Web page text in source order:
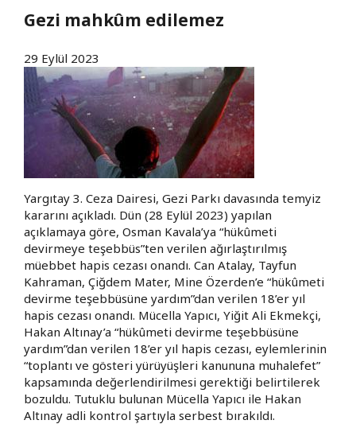
Gezi mahkûm edilemez
29 Eylül 2023
Yargıtay 3. Ceza Dairesi, Gezi Parkı davasında temyiz
kararını açıkladı. Dün (28 Eylül 2023) yapılan
açıklamaya göre, Osman Kavala’ya “hükûmeti
devirmeye teşebbüs”ten verilen ağırlaştırılmış
müebbet hapis cezası onandı. Can Atalay, Tayfun
Kahraman, Çiğdem Mater, Mine Özerden’e “hükûmeti
devirme teşebbüsüne yardım”dan verilen 18’er yıl
hapis cezası onandı. Mücella Yapıcı, Yiğit Ali Ekmekçi,
Hakan Altınay’a “hükûmeti devirme teşebbüsüne
yardım”dan verilen 18’er yıl hapis cezası, eylemlerinin
“toplantı ve gösteri yürüyüşleri kanununa muhalefet”
kapsamında değerlendirilmesi gerektiği belirtilerek
bozuldu. Tutuklu bulunan Mücella Yapıcı ile Hakan
Altınay adli kontrol şartıyla serbest bırakıldı.